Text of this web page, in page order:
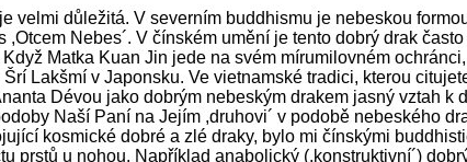
velmi důležitá. V severním buddhismu je nebeskou
,Otcem Nebes´. V čínském umění je tento dobrý drak
Matka Kuan Jin jede na svém mírumilovném
Lakšmí v Japonsku. Ve vietnamské tradici, kterou
Dévou jako dobrým nebeským drakem jasný vztah k
Naší Paní na Jejím ,druhovi´ v podobě nebeského
kosmické dobré a zlé draky, bylo mi čínskými
prstů u nohou. Například anabolický (,konstruktivní´)